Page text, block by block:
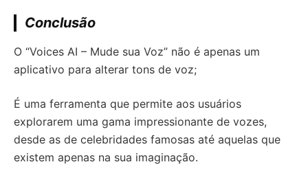
Conclusão
O “Voices AI – Mude sua Voz” não é apenas um
aplicativo para alterar tons de voz;
É uma ferramenta que permite aos usuários
explorarem uma gama impressionante de vozes,
desde as de celebridades famosas até aquelas que
existem apenas na sua imaginação.